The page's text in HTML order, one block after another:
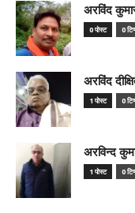
अरविंद
0 पोस्ट 0
अरविंद
1 पोस्ट 0
अरविन्द
1 पोस्ट 0